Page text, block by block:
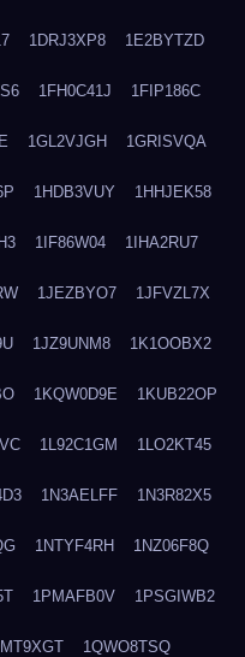
1DRJ3XP8 1E2BYTZD
1FH0C41J 1FIP186C
1GL2VJGH 1GRISVQA
1HDB3VUY 1HHJEK58
1IF86W04 1IHA2RU7
1JEZBYO7 1JFVZL7X
1JZ9UNM8 1K1OOBX2
1KQW0D9E 1KUB22OP
1L92C1GM 1LO2KT45
1N3AELFF 1N3R82X5
1NTYF4RH 1NZ06F8Q
1PMAFB0V 1PSGIWB2
1QWO8TSQ